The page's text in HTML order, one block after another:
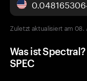
Zuletzt aktualisiert am 08.
Was ist
SPEC